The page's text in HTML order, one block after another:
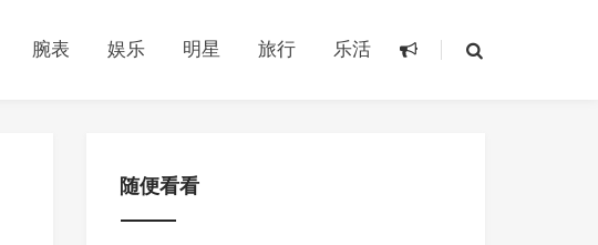
腕表 娱乐 明星 旅行 乐活
随便看看